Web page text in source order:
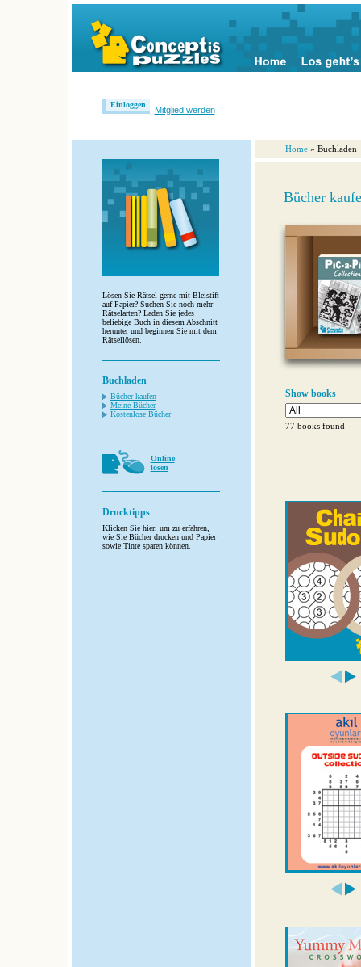
Einloggen
Mitglied werden
Lösen Sie Rätsel gerne mit Bleistift
auf Papier? Suchen Sie noch mehr
Rätselarten? Laden Sie jedes
beliebige Buch in diesem Abschnitt
herunter und beginnen Sie mit dem
Rätsellösen.
Buchladen
Bücher kaufen
Meine Bücher
Kostenlose Bücher
Online
lösen
Drucktipps
Klicken Sie hier, um zu erfahren,
wie Sie Bücher drucken und Papier
sowie Tinte sparen können.
Home » Buchladen
Bücher
Show books
77 books found